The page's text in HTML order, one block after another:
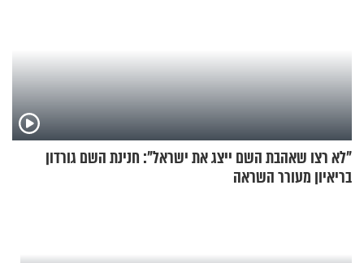
"לא רצו שאהבת השם ייצג את ישראל": חנינת השם גורדון
בריאיון מעורר השראה